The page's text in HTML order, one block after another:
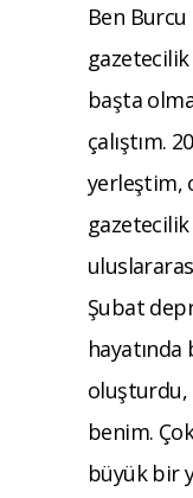
Ben Burcu
başta
çalıştım.
yerleştim,
Şubat
oluşturdu,
benim.
büyük bir